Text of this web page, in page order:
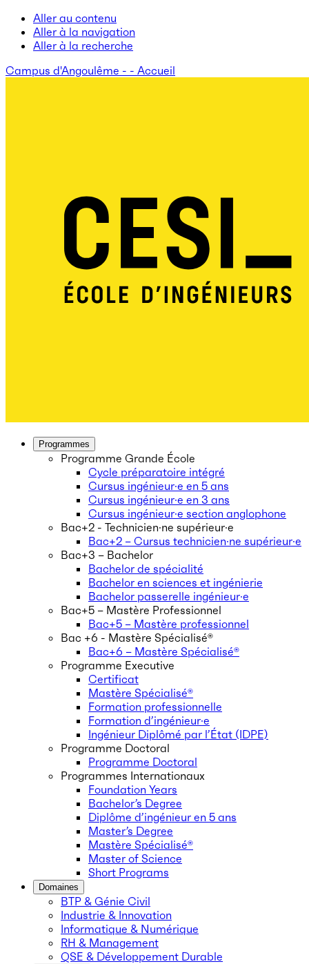
Aller au contenu
Aller à la navigation
Aller à la recherche
Campus d'Angoulême - - Accueil
Programmes
Programme Grande École
Cycle préparatoire intégré
Cursus ingénieur·e en 5 ans
Cursus ingénieur·e en 3 ans
Cursus ingénieur·e section anglophone
Bac+2 - Technicien·ne supérieur·e
Bac+2 – Cursus technicien·ne supérieur·e
Bac+3 – Bachelor
Bachelor de spécialité
Bachelor en sciences et ingénierie
Bachelor passerelle ingénieur·e
Bac+5 – Mastère Professionnel
Bac+5 – Mastère professionnel
Bac +6 - Mastère Spécialisé®
Bac+6 – Mastère Spécialisé®
Programme Executive
Certificat
Mastère Spécialisé®
Formation professionnelle
Formation d’ingénieur·e
Ingénieur Diplômé par l’État (IDPE)
Programme Doctoral
Programme Doctoral
Programmes Internationaux
Foundation Years
Bachelor’s Degree
Diplôme d’ingénieur en 5 ans
Master’s Degree
Mastère Spécialisé®
Master of Science
Short Programs
Domaines
BTP & Génie Civil
Industrie & Innovation
Informatique & Numérique
RH & Management
QSE & Développement Durable